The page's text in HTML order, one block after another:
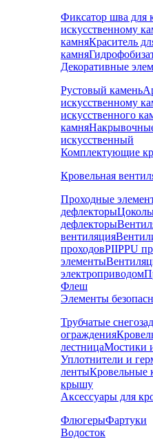
Фиксатор шва для
искусственному
камняКраситель
камня
Декоративные
Рустовый камень
искусственному
искусственного
камня
искусственный
Комплектующие
Кровельная
Проходные
дефлекторы
дефлекторы
вентиляция
проходовPIIPPU
элементы
электроприводом
Флеш
Элементы
Трубчатые
ограждения
лестницаМостики
Уплотнители и
лентыКровельные
крышу
Аксессуары для
ФлюгерыФартуки
Водосток